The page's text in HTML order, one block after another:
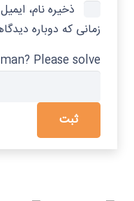
ذخیره نام،
زمانی که دوباره
Please solve: